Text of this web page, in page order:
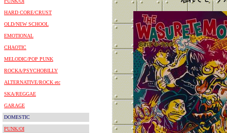
HARD CORE/CRUST
OLD/NEW SCHOOL
EMOTIONAL
CHAOTIC
MELODIC/POP PUNK
ROCKA/PSYCHOBILLY
ALTERNATIVE/ROCK etc
SKA/REGGAE
GARAGE
DOMESTIC
PUNK/OI